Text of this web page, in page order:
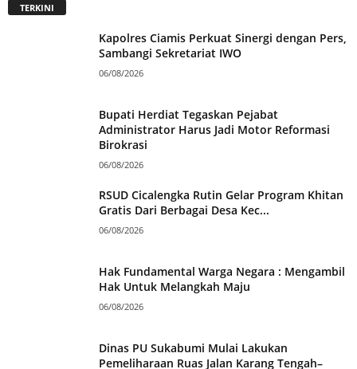
TERKINI
Kapolres Ciamis Perkuat Sinergi dengan Pers,
Sambangi Sekretariat IWO
06/08/2026
Bupati Herdiat Tegaskan Pejabat
Administrator Harus Jadi Motor Reformasi
Birokrasi
06/08/2026
RSUD Cicalengka Rutin Gelar Program Khitan
Gratis Dari Berbagai Desa Kec...
06/08/2026
Hak Fundamental Warga Negara : Mengambil
Hak Untuk Melangkah Maju
06/08/2026
Dinas PU Sukabumi Mulai Lakukan
Pemeliharaan Ruas Jalan Karang Tengah–